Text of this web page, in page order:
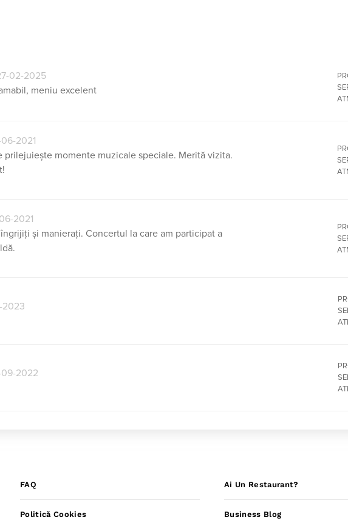
02-2025
meniu excelent
2021
prilejuiește momente muzicale speciale. Merită vizita.
2021
și manierați. Concertul la care am participat a
2023
09-2022
FAQ
Politică Cookies
Ai Un Restaurant?
Business Blog